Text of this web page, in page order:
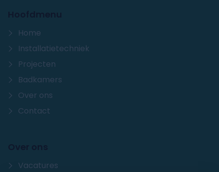
Home
Installatietechniek
Projecten
Badkamers
Over ons
Contact
Vacatures